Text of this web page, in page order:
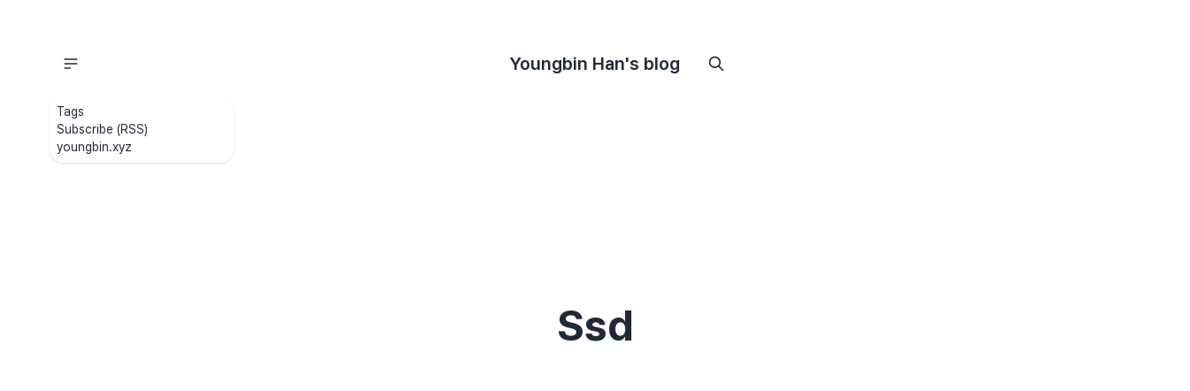
Tags
Subscribe (RSS)
youngbin.xyz
Youngbin Han's blog
Ssd